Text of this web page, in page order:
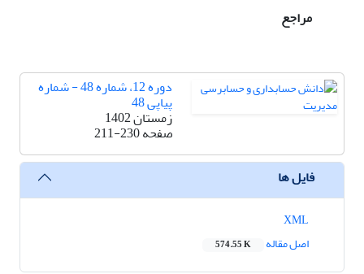
مراجع
دوره 12، شماره 48 - شماره
پیاپی 48
زمستان 1402
صفحه211-230
فایل ها
اصل مقاله
574.55 K